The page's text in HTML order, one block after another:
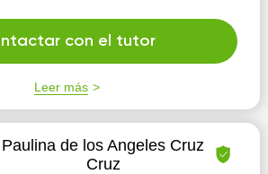
se centra en crear un sistema de
para lograr los objetivos que
Mi enfoque se ...
con el tutor
Leer más
Paulina de los Angeles Cruz
Cruz